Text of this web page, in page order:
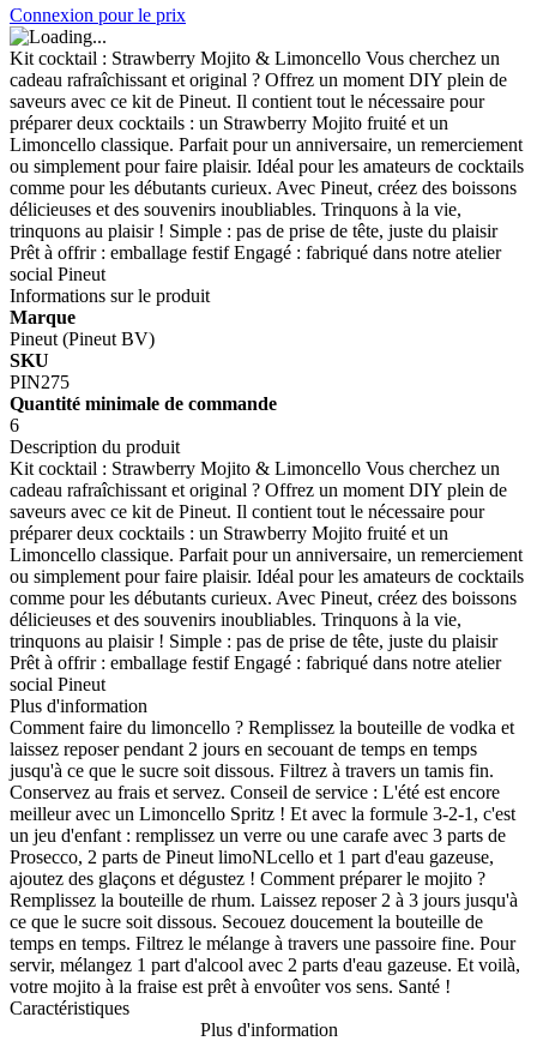
Connexion pour le prix
Kit cocktail : Strawberry Mojito & Limoncello Vous cherchez un
cadeau rafraîchissant et original ? Offrez un moment DIY plein de
saveurs avec ce kit de Pineut. Il contient tout le nécessaire pour
préparer deux cocktails : un Strawberry Mojito fruité et un
Limoncello classique. Parfait pour un anniversaire, un remerciement
ou simplement pour faire plaisir. Idéal pour les amateurs de cocktails
comme pour les débutants curieux. Avec Pineut, créez des boissons
délicieuses et des souvenirs inoubliables. Trinquons à la vie,
trinquons au plaisir ! Simple : pas de prise de tête, juste du plaisir
Prêt à offrir : emballage festif Engagé : fabriqué dans notre atelier
social Pineut
Informations sur le produit
Marque
Pineut (Pineut BV)
SKU
PIN275
Quantité minimale de commande
6
Description du produit
Kit cocktail : Strawberry Mojito & Limoncello Vous cherchez un
cadeau rafraîchissant et original ? Offrez un moment DIY plein de
saveurs avec ce kit de Pineut. Il contient tout le nécessaire pour
préparer deux cocktails : un Strawberry Mojito fruité et un
Limoncello classique. Parfait pour un anniversaire, un remerciement
ou simplement pour faire plaisir. Idéal pour les amateurs de cocktails
comme pour les débutants curieux. Avec Pineut, créez des boissons
délicieuses et des souvenirs inoubliables. Trinquons à la vie,
trinquons au plaisir ! Simple : pas de prise de tête, juste du plaisir
Prêt à offrir : emballage festif Engagé : fabriqué dans notre atelier
social Pineut
Plus d'information
Comment faire du limoncello ? Remplissez la bouteille de vodka et
laissez reposer pendant 2 jours en secouant de temps en temps
jusqu'à ce que le sucre soit dissous. Filtrez à travers un tamis fin.
Conservez au frais et servez. Conseil de service : L'été est encore
meilleur avec un Limoncello Spritz ! Et avec la formule 3-2-1, c'est
un jeu d'enfant : remplissez un verre ou une carafe avec 3 parts de
Prosecco, 2 parts de Pineut limoNLcello et 1 part d'eau gazeuse,
ajoutez des glaçons et dégustez ! Comment préparer le mojito ?
Remplissez la bouteille de rhum. Laissez reposer 2 à 3 jours jusqu'à
ce que le sucre soit dissous. Secouez doucement la bouteille de
temps en temps. Filtrez le mélange à travers une passoire fine. Pour
servir, mélangez 1 part d'alcool avec 2 parts d'eau gazeuse. Et voilà,
votre mojito à la fraise est prêt à envoûter vos sens. Santé !
Caractéristiques
Plus d'information